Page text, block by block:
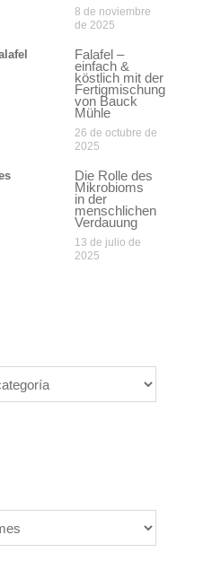
8 de noviembre
de 2025
Falafel –
einfach &
köstlich mit der
Fertigmischung
von Bauck
Mühle
26 de octubre de
2025
Die Rolle des
Mikrobioms
in der
menschlichen
Verdauung
13 de julio de
2025